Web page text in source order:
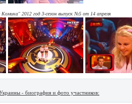
2012 год 3-сезон выпуск №5 от 14 апреля
- биография и фото участников: